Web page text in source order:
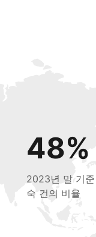
48%
2023년 말 기
숙 건의 비율